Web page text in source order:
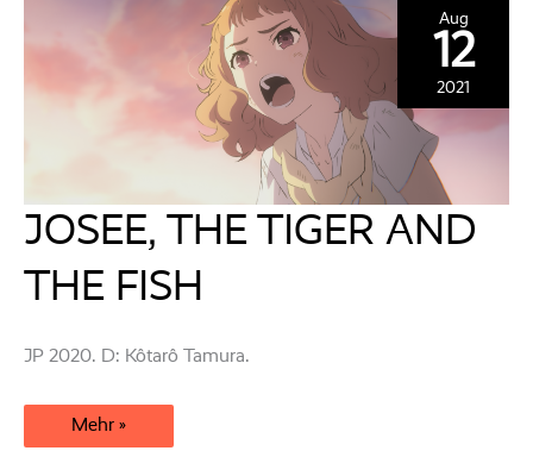
JOSEE, THE TIGER AND
THE FISH
JP 2020. D: Kôtarô Tamura.
JOSEE,
THE
Mehr »
Aug
12
2021